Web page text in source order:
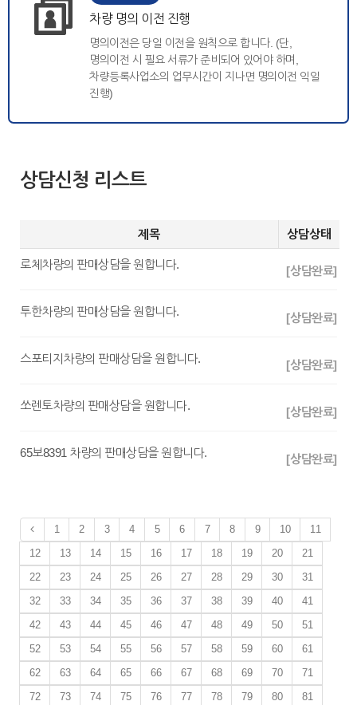
차량 명의 이전 진행
명의이전은 당일 이전을 원칙으로 합니다. (단,
명의이전 시 필요 서류가 준비되어 있어야 하며,
차량등록사업소의 업무시간이 지나면 명의이전 익일
진행)
상담신청 리스트
제목 상담상태
로체차량의 판매상담을 원합니다. [상담완료]
투한차량의 판매상담을 원합니다. [상담완료]
스포티지차량의 판매상담을 원합니다. [상담완료]
쏘렌토차량의 판매상담을 원합니다. [상담완료]
65보8391 차량의 판매상담을 원합니다. [상담완료]
1 2 3 4 5 6 7 8 9 10
11
12
13 14 15 16 17 18 19 20
21
22
23 24 25 26 27 28 29 30
31
32
33 34 35 36 37 38 39 40
41
42
43 44 45 46 47 48 49 50
51
52
53 54 55 56 57 58 59 60
61
62
63 64 65 66 67 68 69 70
71
72
73 74 75 76 77 78 79 80 81